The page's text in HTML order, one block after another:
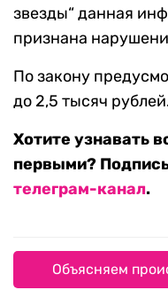
звезды“ данная
признана
По закону
до 2,5 тысяч
Хотите узнавать
первыми?
телеграм-канал.
Объясняем